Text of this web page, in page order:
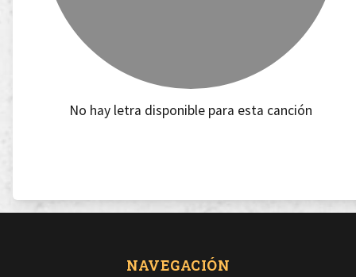
No hay letra disponible para esta canción
NAVEGACIÓN